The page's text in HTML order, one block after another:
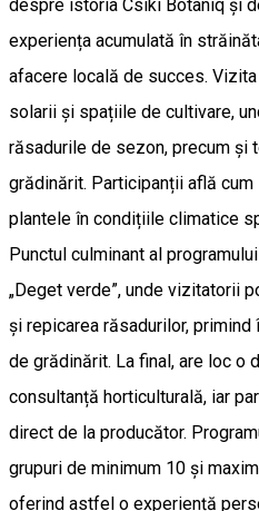
despre istoria Csíki Botaniq și
experiența acumulată în
afacere locală de succes.
solarii și spațiile de cultivare,
răsadurile de sezon, precum și
grădinărit. Participanții află
plantele în condițiile climatice
Punctul culminant al
„Deget verde”, unde vizitatorii
și repicarea răsadurilor,
de grădinărit. La final, are loc
consultanță horticulturală, iar
direct de la producător.
grupuri de minimum 10 și
oferind astfel o experiență